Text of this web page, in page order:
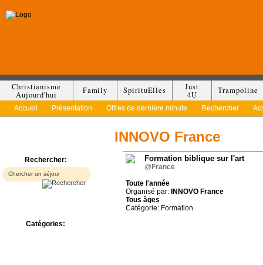
Christianisme
Aujourd'hui
Family SpirituElles
Just
4U
Trampoline
Accueil Présentation Offres de dernière minute Rechercher
Rechercher:
Catégories:
INNOVO France
Formation biblique sur l'art
@ France
Toute l'année
Organisé par: INNOVO France
Tous âges
Catégorie: Formation